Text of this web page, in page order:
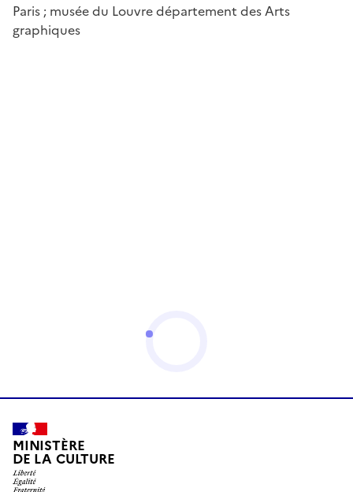
Paris ; musée du Louvre département des Arts
graphiques
MINISTÈRE
DE LA CULTURE